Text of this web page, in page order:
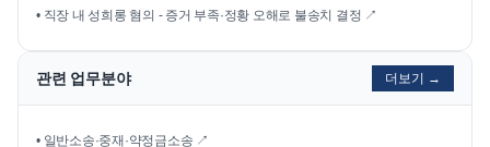
• 직장 내 성희롱 혐의 - 증거 부족·정황 오해로 불송치 결정 ↗
관련 업무분야 더보기 →
• 일반소송·중재·약정금소송 ↗